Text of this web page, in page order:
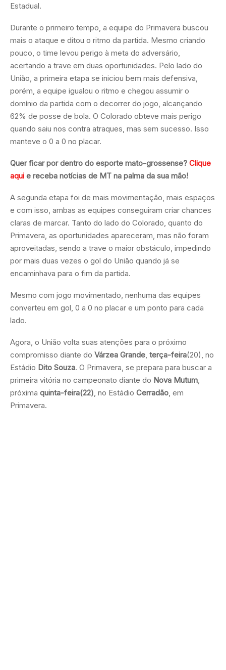
Estadual.
Durante o primeiro tempo, a equipe do Primavera buscou
mais o ataque e ditou o ritmo da partida. Mesmo criando
pouco, o time levou perigo à meta do adversário,
acertando a trave em duas oportunidades. Pelo lado do
União, a primeira etapa se iniciou bem mais defensiva,
porém, a equipe igualou o ritmo e chegou assumir o
domínio da partida com o decorrer do jogo, alcançando
62% de posse de bola. O Colorado obteve mais perigo
quando saiu nos contra atraques, mas sem sucesso. Isso
manteve o 0 a 0 no placar.
Quer ficar por dentro do esporte mato-grossense? Clique
aqui e receba notícias de MT na palma da sua mão!
A segunda etapa foi de mais movimentação, mais espaços
e com isso, ambas as equipes conseguiram criar chances
claras de marcar. Tanto do lado do Colorado, quanto do
Primavera, as oportunidades apareceram, mas não foram
aproveitadas, sendo a trave o maior obstáculo, impedindo
por mais duas vezes o gol do União quando já se
encaminhava para o fim da partida.
Mesmo com jogo movimentado, nenhuma das equipes
converteu em gol, 0 a 0 no placar e um ponto para cada
lado.
Agora, o União volta suas atenções para o próximo
compromisso diante do Várzea Grande terça-feira(20), no
Estádio Dito Souza. O Primavera, se prepara para buscar a
primeira vitória no campeonato diante do Nova Mutum
próxima quinta-feira(22) , no Estádio Cerradão , em
Primavera.